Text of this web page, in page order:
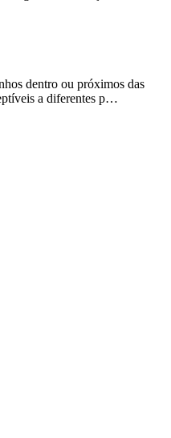
dentro ou próximos das
a diferentes p…